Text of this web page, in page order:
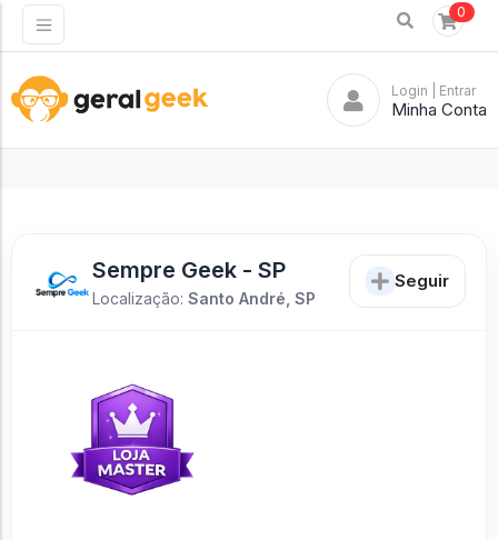
0
Login | Entrar
Minha Conta
Sempre Geek - SP
Localização: Santo André, SP
Seguir